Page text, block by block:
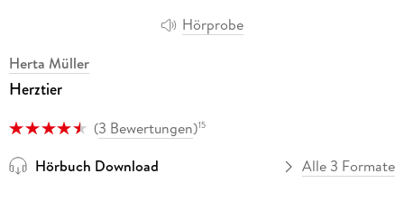
Hörprobe
Herta Müller
Herztier
(3 Bewertungen)15
Hörbuch Download Alle 3 Formate